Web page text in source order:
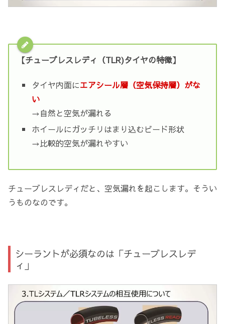
【チューブレスレディ（TLR)タイヤの特徴】
タイヤ内面にエアシール層（空気保持層）がな
い
→自然と空気が漏れる
ホイールにガッチリはまり込むビード形状
→比較的空気が漏れやすい
チューブレスレディだと、空気漏れを起こします。そうい
うものなのです。
シーラントが必須なのは「チューブレスレデ
ィ」